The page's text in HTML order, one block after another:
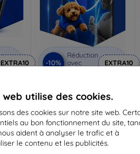
web utilise des cookies.
des cookies sur notre site web.
au bon fonctionnement du site,
aident à analyser le trafic et à
le contenu et les publicités.
EXTRA10
de
-10%
Réduction
avec
EXTRA10
protection
13,90 €
12,50 €
En stock > 5 pièces